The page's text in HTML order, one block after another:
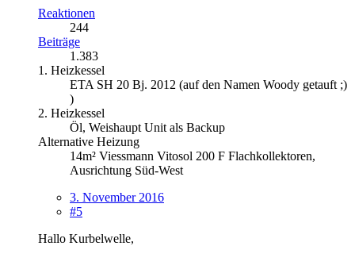
Reaktionen
244
Beiträge
1.383
1. Heizkessel
ETA SH 20 Bj. 2012 (auf den Namen Woody getauft ;)
)
2. Heizkessel
Öl, Weishaupt Unit als Backup
Alternative Heizung
14m² Viessmann Vitosol 200 F Flachkollektoren,
Ausrichtung Süd-West
3. November 2016
#5
Hallo Kurbelwelle,